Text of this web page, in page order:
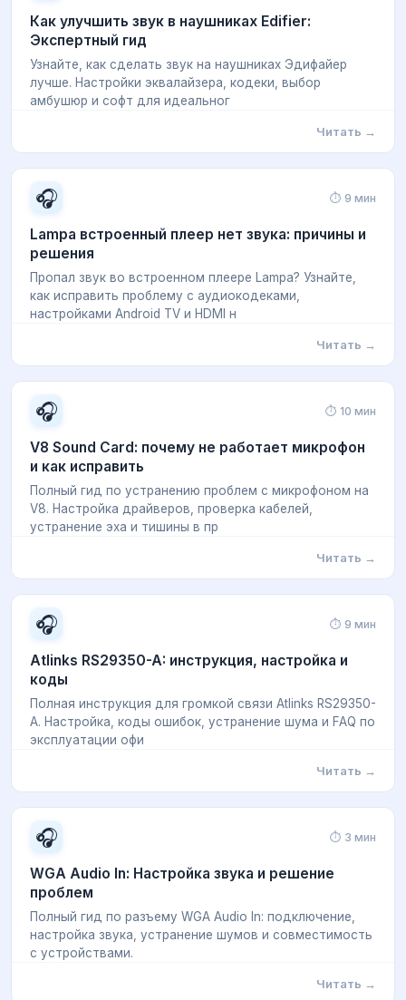
Как улучшить звук в наушниках Edifier:
Экспертный гид
Узнайте, как сделать звук на наушниках Эдифайер
лучше. Настройки эквалайзера, кодеки, выбор
амбушюр и софт для идеальног
Читать →
🎧 ⏱ 9 мин
Lampa встроенный плеер нет звука: причины и
решения
Пропал звук во встроенном плеере Lampa? Узнайте,
как исправить проблему с аудиокодеками,
настройками Android TV и HDMI н
Читать →
🎧 ⏱ 10 мин
V8 Sound Card: почему не работает микрофон
и как исправить
Полный гид по устранению проблем с микрофоном на
V8. Настройка драйверов, проверка кабелей,
устранение эха и тишины в пр
Читать →
🎧 ⏱ 9 мин
Atlinks RS29350-A: инструкция, настройка и
коды
Полная инструкция для громкой связи Atlinks RS29350-
A. Настройка, коды ошибок, устранение шума и FAQ по
эксплуатации офи
Читать →
🎧 ⏱ 3 мин
WGA Audio In: Настройка звука и решение
проблем
Полный гид по разъему WGA Audio In: подключение,
настройка звука, устранение шумов и совместимость
с устройствами.
Читать →